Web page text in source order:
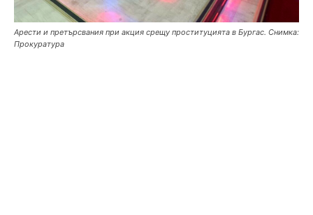
Арести и претърсвания при акция срещу проституцията в Бургас. Снимка:
Прокуратура